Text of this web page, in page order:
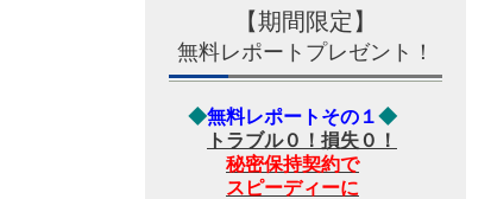
【期間限定】
無料レポートプレゼント！
◆無料レポートその１◆
トラブル０！損失０！
秘密保持契約で
スピーディーに